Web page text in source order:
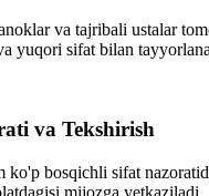
va tajribali ustalar
yuqori sifat bilan
va Tekshirish
ko'p bosqichli sifat